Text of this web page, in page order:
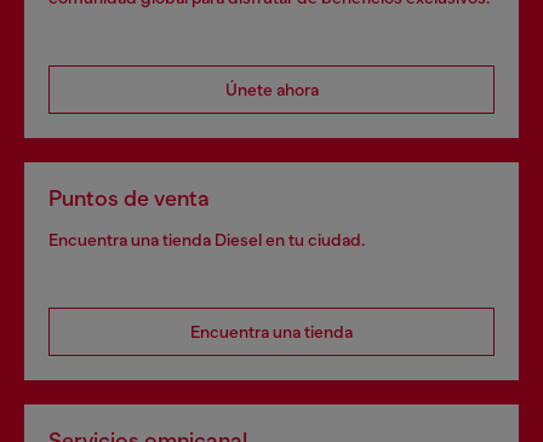
Únete ahora
Puntos de venta
Encuentra una tienda Diesel en tu ciudad.
Encuentra una tienda